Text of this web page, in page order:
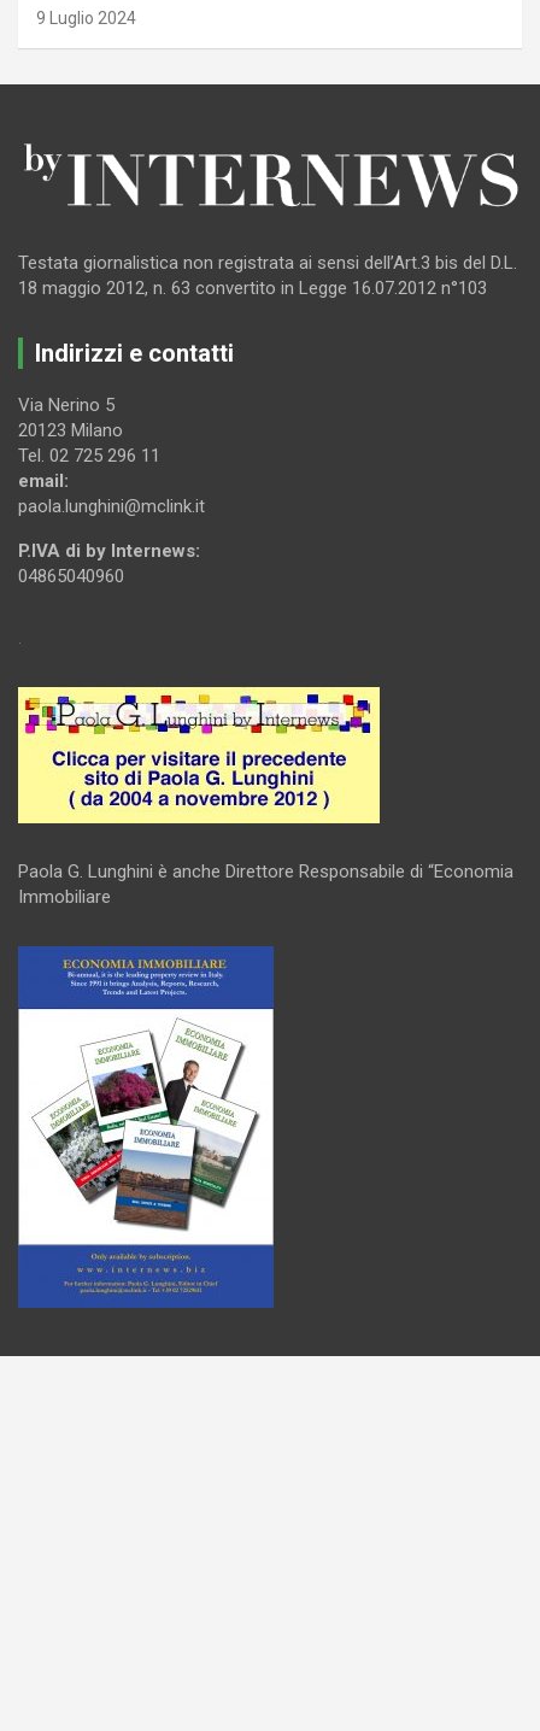
9 Luglio 2024
Testata giornalistica non registrata ai sensi dell’Art.3 bis del D.L.
18 maggio 2012, n. 63 convertito in Legge 16.07.2012 n°103
Indirizzi e contatti
Via Nerino 5
20123 Milano
Tel. 02 725 296 11
email:
paola.lunghini@mclink.it
P.IVA di by Internews:
04865040960
.
Paola G. Lunghini è anche Direttore Responsabile di “Economia
Immobiliare